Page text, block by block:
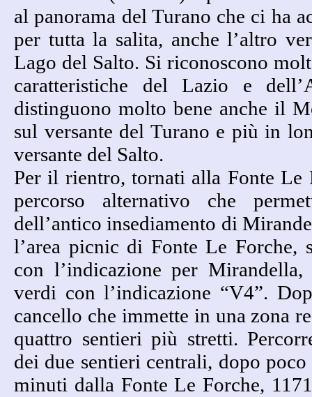
al panorama del Turano che ci ha
per tutta la salita, anche l’altro
Lago del Salto. Si riconoscono
caratteristiche del Lazio e
distinguono molto bene anche il
sul versante del Turano e più in
versante del Salto.
Per il rientro, tornati alla Fonte Le
percorso alternativo che
dell’antico insediamento di
l’area picnic di Fonte Le Forche,
con l’indicazione per Mirandella,
verdi con l’indicazione “V4”.
cancello che immette in una zona
quattro sentieri più stretti.
dei due sentieri centrali, dopo
minuti dalla Fonte Le Forche,